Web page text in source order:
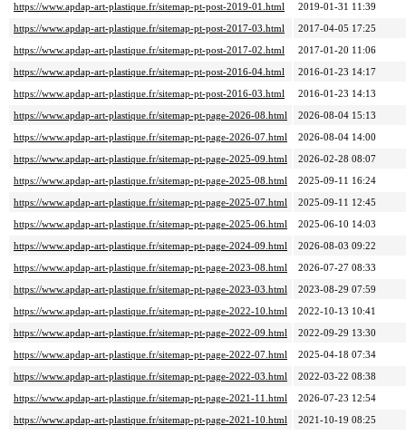
https://www.apdap-art-plastique.fr/sitemap-pt-post-2019-01.html
2019-01-31 11:39
https://www.apdap-art-plastique.fr/sitemap-pt-post-2017-03.html
2017-04-05 17:25
https://www.apdap-art-plastique.fr/sitemap-pt-post-2017-02.html
2017-01-20 11:06
https://www.apdap-art-plastique.fr/sitemap-pt-post-2016-04.html
2016-01-23 14:17
https://www.apdap-art-plastique.fr/sitemap-pt-post-2016-03.html
2016-01-23 14:13
https://www.apdap-art-plastique.fr/sitemap-pt-page-2026-08.html
2026-08-04 15:13
https://www.apdap-art-plastique.fr/sitemap-pt-page-2026-07.html
2026-08-04 14:00
https://www.apdap-art-plastique.fr/sitemap-pt-page-2025-09.html
2026-02-28 08:07
https://www.apdap-art-plastique.fr/sitemap-pt-page-2025-08.html
2025-09-11 16:24
https://www.apdap-art-plastique.fr/sitemap-pt-page-2025-07.html
2025-09-11 12:45
https://www.apdap-art-plastique.fr/sitemap-pt-page-2025-06.html
2025-06-10 14:03
https://www.apdap-art-plastique.fr/sitemap-pt-page-2024-09.html
2026-08-03 09:22
https://www.apdap-art-plastique.fr/sitemap-pt-page-2023-08.html
2026-07-27 08:33
https://www.apdap-art-plastique.fr/sitemap-pt-page-2023-03.html
2023-08-29 07:59
https://www.apdap-art-plastique.fr/sitemap-pt-page-2022-10.html
2022-10-13 10:41
https://www.apdap-art-plastique.fr/sitemap-pt-page-2022-09.html
2022-09-29 13:30
https://www.apdap-art-plastique.fr/sitemap-pt-page-2022-07.html
2025-04-18 07:34
https://www.apdap-art-plastique.fr/sitemap-pt-page-2022-03.html
2022-03-22 08:38
https://www.apdap-art-plastique.fr/sitemap-pt-page-2021-11.html
2026-07-23 12:54
https://www.apdap-art-plastique.fr/sitemap-pt-page-2021-10.html
2021-10-19 08:25